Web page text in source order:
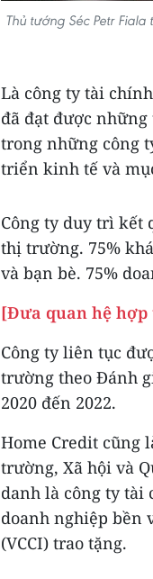
Thủ tướng Séc Petr
Là công ty tài
đã đạt được
trong những công
triển kinh tế và
Công ty duy trì kết
thị trường. 75%
và bạn bè. 75%
[Đưa quan hệ hợp
Công ty liên tục
trường theo Đánh
2020 đến 2022.
Home Credit cũng
trường, Xã hội và
danh là công ty tài
doanh nghiệp bền
(VCCI) trao tặng.